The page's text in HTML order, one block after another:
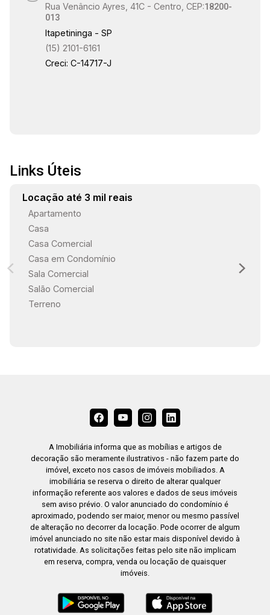
Rua Venâncio Ayres, 41C - Centro, CEP:18200-
013
Itapetininga - SP
(15) 2101-6161
Creci: C-14717-J
Links Úteis
Locação até 3 mil reais
Apartamento
Casa
Casa Comercial
Casa em Condomínio
Sala Comercial
Salão Comercial
Terreno
A Imobiliária informa que as mobílias e artigos de
decoração são meramente ilustrativos - não fazem parte do
imóvel, exceto nos casos de imóveis mobiliados. A
imobiliária se reserva o direito de alterar qualquer
informação referente aos valores e dados de seus imóveis
sem aviso prévio. O valor anunciado do condomínio é
aproximado, podendo ser maior, menor ou mesmo passível
de alteração no decorrer da locação. Pode ocorrer de algum
imóvel anunciado no site não estar mais disponível devido à
rotatividade. As solicitações feitas pelo site não implicam
em reserva, compra, venda ou locação de quaisquer
imóveis.